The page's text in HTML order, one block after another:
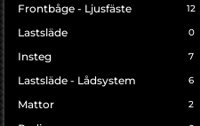
Frontbåge - Ljusfäste 12
Lastsläde 0
Insteg 7
Lastsläde - Lådsystem 6
Mattor 2